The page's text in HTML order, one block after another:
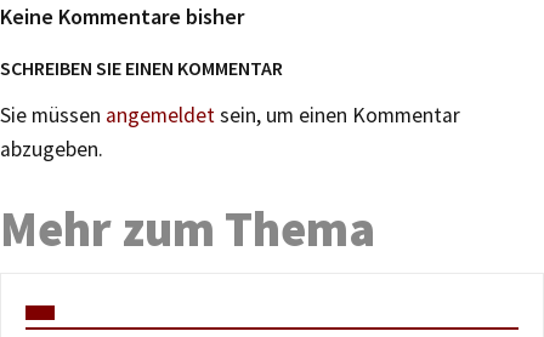
Keine Kommentare bisher
SCHREIBEN SIE EINEN KOMMENTAR
Sie müssen angemeldetsein, um einen Kommentar
abzugeben.
Mehr zum Thema